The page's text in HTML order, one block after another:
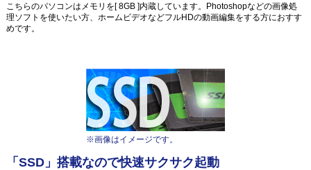
こちらのパソコンはメモリを[ 8GB ]内蔵しています。Photoshopなどの画像処
理ソフトを使いたい方、ホームビデオなどフルHDの動画編集をする方におすす
めです。
※画像はイメージです。
「SSD」搭載なので快速サクサク起動